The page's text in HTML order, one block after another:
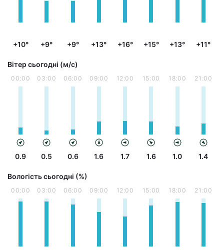
+10° +9° +9° +13° +16° +15° +13° +11°
Вітер сьогодні (м/с)
00:00
0.9
03:00
0.5
06:00
0.6
09:00
1.6
12:00
1.7
15:00
1.6
18:00
1.0
21:00
1.4
Вологість сьогодні (%)
00:00 03:00 06:00 09:00 12:00 15:00 18:00 21:00